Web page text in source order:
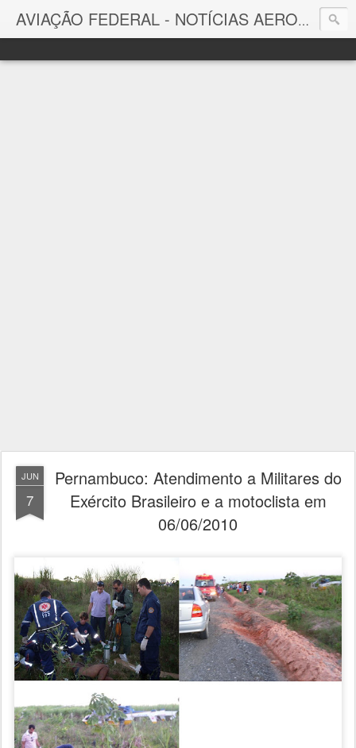
AVIAÇÃO FEDERAL - NOTÍCIAS AERONÁUTICAS & TECNOLOGIAS
Aviação Federal
JUN
7
Pernambuco: Atendimento a Militares do
Exército Brasileiro e a motoclista em
06/06/2010